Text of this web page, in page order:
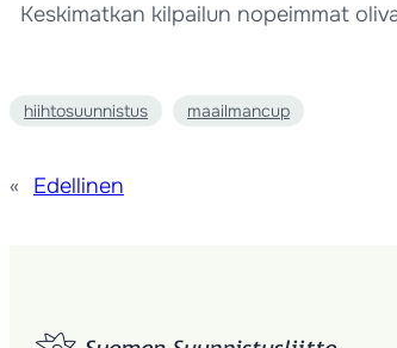
Keskimatkan kilpailun nopeimmat
hiihtosuunnistus maailmancup
« Edellinen